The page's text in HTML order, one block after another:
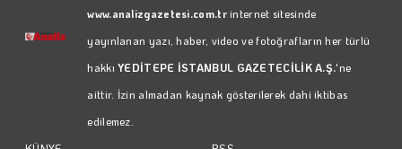
www.analizgazetesi.com.trinternet sitesinde
yayınlanan yazı, haber, video ve fotoğrafların her türlü
hakkıYEDİTEPE İSTANBUL GAZETECİLİK A.Ş.'ne
aittir. İzin almadan kaynak gösterilerek dahi iktibas
edilemez.